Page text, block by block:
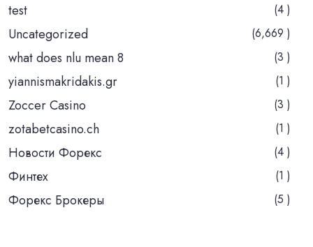
test (4 )
Uncategorized (6,669 )
what does nlu mean 8 (3 )
yiannismakridakis.gr (1 )
Zoccer Casino (3 )
zotabetcasino.ch (1 )
Новости Форекс (4 )
Финтех (1 )
Форекс Брокеры (5 )